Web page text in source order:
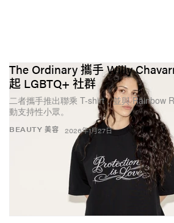
BEAUTY 美容
The Ordinary 攜手 Willy
起 LGBTQ+ 社群
二者攜手推出聯乘 T-shirt，並與 Rainbow
動支持性小眾。
2026年1月27日